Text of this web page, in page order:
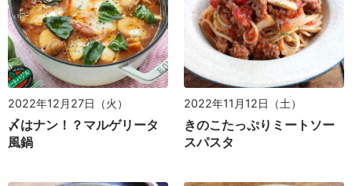
2022年12月27日（火）
〆はナン！？マルゲリータ
風鍋
2022年11月12日（土）
きのこたっぷりミートソー
スパスタ